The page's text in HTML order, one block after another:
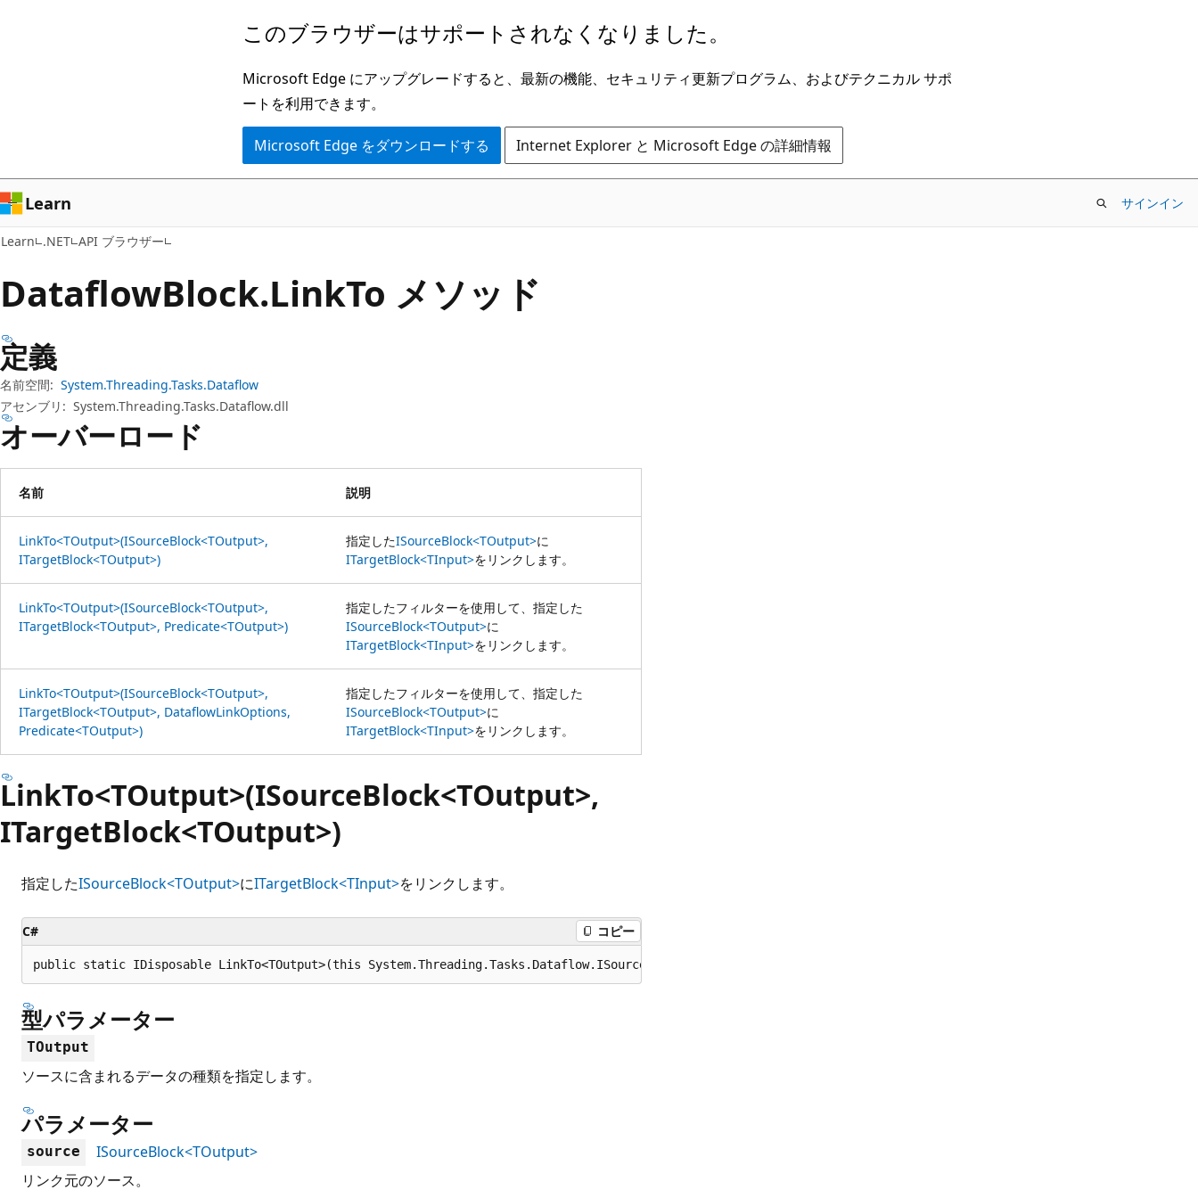
ン
ツ
に
ス
ッ
ゲ
ー
シ
ョ
に
キ
ッ
プ
このブラウザーはサポートされなくなりました。
Microsoft Edge にアップグレードすると、最新の機能、セキュリティ更新プログラム、およびテクニカル サポ
ートを利用できます。
Microsoft Edge をダウンロードする Internet Explorer と Microsoft Edge の詳細情報
Learn サインイン
Learn .NET API ブラウザー
DataflowBlock.LinkTo メソッド
定義
名前空間: System.Threading.Tasks.Dataflow
アセンブリ: System.Threading.Tasks.Dataflow.dll
オーバーロード
名前 説明
LinkTo<TOutput>(ISourceBlock<TOutput>,
ITargetBlock<TOutput>)
指定したISourceBlock<TOutput>に
ITargetBlock<TInput>をリンクします。
LinkTo<TOutput>(ISourceBlock<TOutput>,
ITargetBlock<TOutput>, Predicate<TOutput>)
指定したフィルターを使用して、指定した
ISourceBlock<TOutput>に
ITargetBlock<TInput>をリンクします。
LinkTo<TOutput>(ISourceBlock<TOutput>,
ITargetBlock<TOutput>, DataflowLinkOptions,
Predicate<TOutput>)
指定したフィルターを使用して、指定した
ISourceBlock<TOutput>に
ITargetBlock<TInput>をリンクします。
LinkTo<TOutput>(ISourceBlock<TOutput>,
ITargetBlock<TOutput>)
指定したISourceBlock<TOutput>にITargetBlock<TInput>をリンクします。
C# コピー
public static IDisposable LinkTo<TOutput>(this System.Threading.Tasks.Dataflow.ISourceBlock<TOutput> source,
型パラメーター
TOutput
ソースに含まれるデータの種類を指定します。
パラメーター
source
ISourceBlock<TOutput>
リンク元のソース。